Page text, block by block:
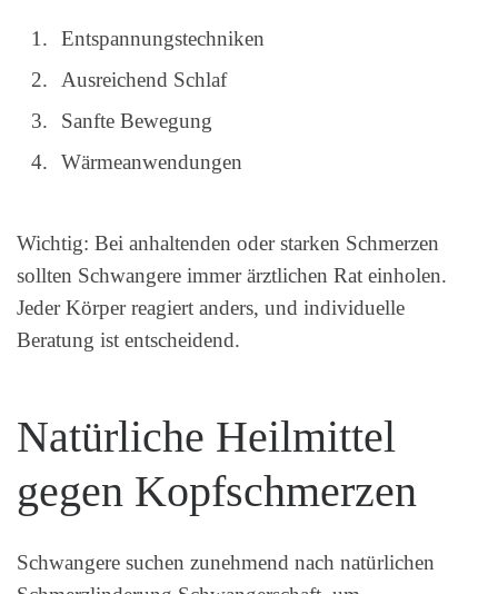
Entspannungstechniken
Ausreichend Schlaf
Sanfte Bewegung
Wärmeanwendungen
Wichtig: Bei anhaltenden oder starken Schmerzen
sollten Schwangere immer ärztlichen Rat einholen.
Jeder Körper reagiert anders, und individuelle
Beratung ist entscheidend.
Natürliche Heilmittel
gegen Kopfschmerzen
Schwangere suchen zunehmend nach natürlichen